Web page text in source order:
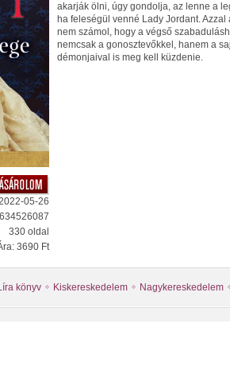
05-26
330 oldal
3690 Ft
akarják ölni, úgy gondolja, az lenne a
ha feleségül venné Lady Jordant. Azzal
nem számol, hogy a végső
nemcsak a gonosztevőkkel, hanem a
démonjaival is meg kell küzdenie.
könyv Kiskereskedelem Nagykereskedelem